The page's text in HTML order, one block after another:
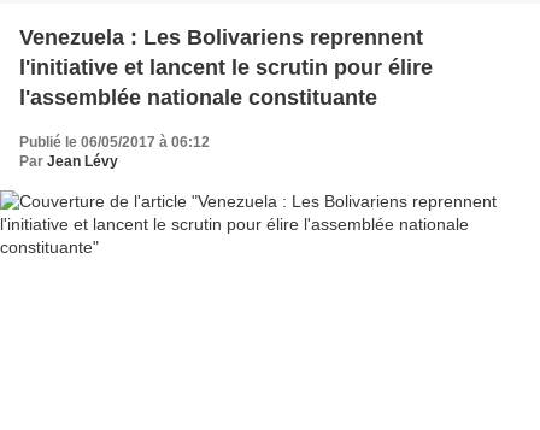
Venezuela : Les Bolivariens reprennent
l'initiative et lancent le scrutin pour élire
l'assemblée nationale constituante
Publié le 06/05/2017 à 06:12
Par Jean Lévy